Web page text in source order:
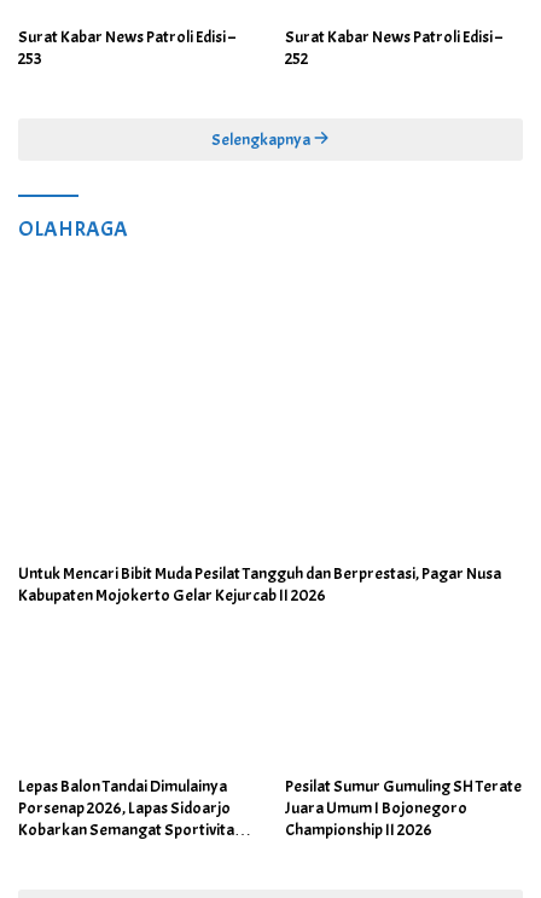
Surat Kabar News Patroli Edisi –
253
Surat Kabar News Patroli Edisi –
252
Selengkapnya
OLAHRAGA
Untuk Mencari Bibit Muda Pesilat Tangguh dan Berprestasi, Pagar Nusa
Kabupaten Mojokerto Gelar Kejurcab II 2026
Lepas Balon Tandai Dimulainya
Porsenap 2026, Lapas Sidoarjo
Kobarkan Semangat Sportivitas
Pesilat Sumur Gumuling SH Terate
Juara Umum I Bojonegoro
Championship II 2026